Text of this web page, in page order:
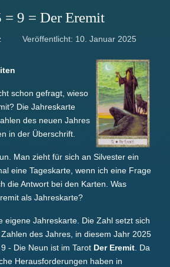
= 9 = Der Eremit
Veröffentlicht: 10. Januar 2025
schon gefragt, wieso
Die Jahreskarte
des neuen Jahres
in der Überschrift.
Man zieht für sich an Silvester ein
eine Tageskarte, wenn ich eine Frage
die Antwort bei den Karten. Was
als Jahreskarte?
eigene Jahreskarte. Die Zahl setzt sich
des Jahres, in diesem Jahr 2025
- Die Neun ist im Tarot Der Eremit. Da
Herausforderungen haben in